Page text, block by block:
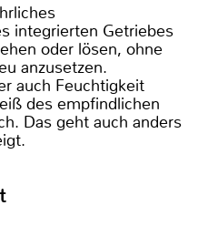
integrierten Getriebes
oder lösen, ohne
anzusetzen.
auch Feuchtigkeit
des empfindlichen
Das geht auch anders